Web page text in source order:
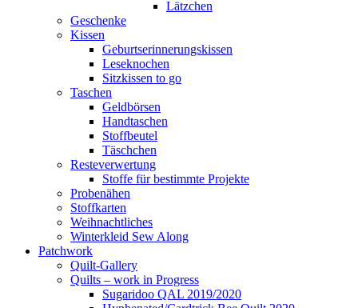
Lätzchen
Geschenke
Kissen
Geburtserinnerungskissen
Leseknochen
Sitzkissen to go
Taschen
Geldbörsen
Handtaschen
Stoffbeutel
Täschchen
Resteverwertung
Stoffe für bestimmte Projekte
Probenähen
Stoffkarten
Weihnachtliches
Winterkleid Sew Along
Patchwork
Quilt-Gallery
Quilts – work in Progress
Sugaridoo QAL 2019/2020